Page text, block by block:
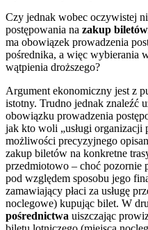
Czy jednak wobec oczywistej
postępowania na zakup
ma obowiązek prowadzenia
pośrednika, a więc wybierania
wątpienia droższego?
Argument ekonomiczny jest z
istotny. Trudno jednak znaleźć
obowiązku prowadzenia
jak kto woli „usługi organizacji
możliwości precyzyjnego
zakup biletów na konkretne
przedmiotowo – choć pozornie
pod względem sposobu jego
zamawiający płaci za usługę
noclegowe) kupując bilet. W
pośrednictwa uiszczając